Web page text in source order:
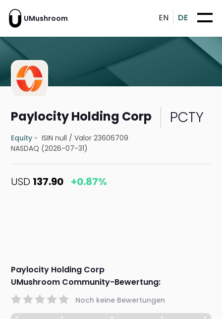
UMushroom EN DE
Paylocity Holding Corp PCTY
Equity ISIN null /Valor 23606709
NASDAQ (2026-07-31)
USD 137.90 +0.87%
Paylocity Holding Corp
UMushroom Community-Bewertung:
Noch keine Bewertungen